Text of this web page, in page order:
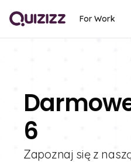
For Work
6
Zapoznaj się z